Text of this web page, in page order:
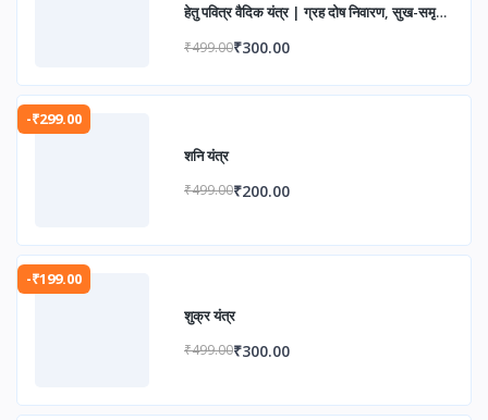
हेतु पवित्र वैदिक यंत्र | ग्रह दोष निवारण, सुख-समृद्धि
एवं आध्यात्मिक उन्नति के लिए
₹499.00₹300.00
-₹299.00
शनि यंत्र
₹499.00₹200.00
-₹199.00
शुक्र यंत्र
₹499.00₹300.00